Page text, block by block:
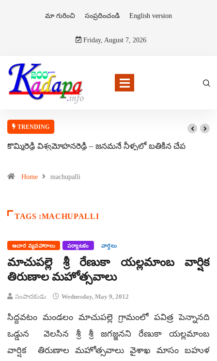
మా గురించి సంప్రదించండి English version
Friday, August 7, 2026
TRENDING
కొమ్మిరెడ్డి విశ్వమోహనరెడ్డి – జనమనే నీళ్ళలో బతికిన చేప
Home machupalli
TAGS :MACHUPALLI
ఆచార వ్యవహారాలు పర్యాటకం వార్తలు
మాచుపల్లె శ్రీ రేణుకా యల్లమాంబ వార్షిక
తిరుణాల మహోత్సవాలు
సంపాదకుడు Wednesday, May 9, 2012
సిద్దవటం మండలం మాచుపల్లె గ్రామంలో పవిత్ర పెన్నానది
ఒడ్డున వెలసిన శ్రీ శ్రీ జగజ్జనని రేణుకా యల్లమాంబ
వార్షిక తిరుణాల మహోత్సవాలు వైశాఖ మాసం బహుళ